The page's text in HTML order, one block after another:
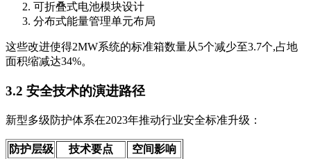
可折叠式电池模块设计
分布式能量管理单元布局
这些改进使得2MW系统的标准箱数量从5个减少至3.7个,占地
面积缩减达34%。
3.2 安全技术的演进路径
新型多级防护体系在2023年推动行业安全标准升级：
防护层级 技术要点
空间影响